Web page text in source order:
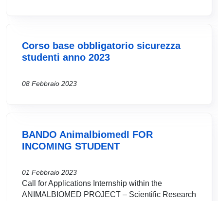
Corso base obbligatorio sicurezza
studenti anno 2023
08 Febbraio 2023
BANDO AnimalbiomedI FOR
INCOMING STUDENT
01 Febbraio 2023
Call for Applications Internship within the
ANIMALBIOMED PROJECT – Scientific Research